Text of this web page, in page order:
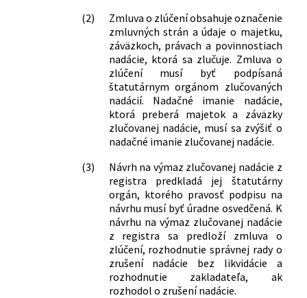
(2)
Zmluva o zlúčení obsahuje označenie
zmluvných strán a údaje o majetku,
záväzkoch, právach a povinnostiach
nadácie, ktorá sa zlučuje. Zmluva o
zlúčení musí byť podpísaná
štatutárnym orgánom zlučovaných
nadácií. Nadačné imanie nadácie,
ktorá preberá majetok a záväzky
zlučovanej nadácie, musí sa zvýšiť o
nadačné imanie zlučovanej nadácie.
(3)
Návrh na výmaz zlučovanej nadácie z
registra predkladá jej štatutárny
orgán, ktorého pravosť podpisu na
návrhu musí byť úradne osvedčená. K
návrhu na výmaz zlučovanej nadácie
z registra sa predloží zmluva o
zlúčení, rozhodnutie správnej rady o
zrušení nadácie bez likvidácie a
rozhodnutie zakladateľa, ak
rozhodol o zrušení nadácie.